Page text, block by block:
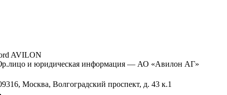
AVILON
и юридическая информация — АО «Авилон АГ»
Москва, Волгоградский проспект, д. 43 к.1